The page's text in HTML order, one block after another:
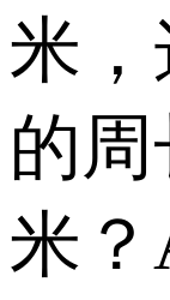
米
的
米？